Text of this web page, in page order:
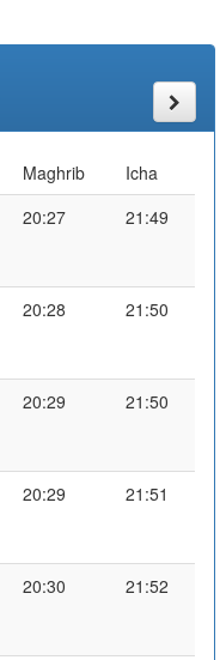
Maghrib
Icha
20:27 21:49
20:28 21:50
20:29 21:50
20:29 21:51
20:30 21:52